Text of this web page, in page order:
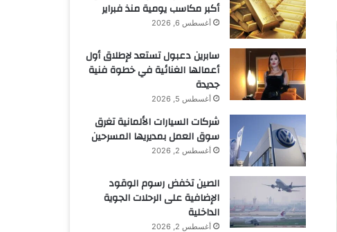
أكبر مكاسب يومية منذ فبراير
أغسطس 6, 2026
سابرين دعبول تستعد لإطلاق أول
أعمالها الغنائية في خطوة فنية
جديدة
أغسطس 5, 2026
شركات السيارات الألمانية تغرق
سوق العمل بمديريها المسرحين
أغسطس 2, 2026
الصين تخفض رسوم الوقود
الإضافية على الرحلات الجوية
الداخلية
أغسطس 2, 2026